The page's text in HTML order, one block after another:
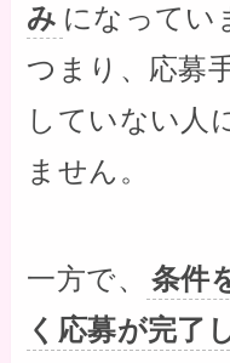
み になってい
つまり、応募
していない人
ません。
一方で、
条件
く応募が完了